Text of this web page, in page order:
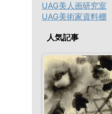
UAG美人画研究室
UAG美術家資料棚
人気記事